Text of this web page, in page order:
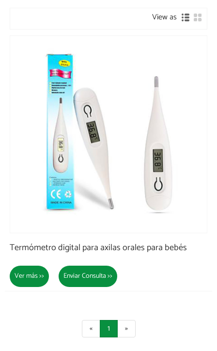
View as
Termómetro digital para axilas orales para bebés
Ver más >> Enviar Consulta >>
« 1 »